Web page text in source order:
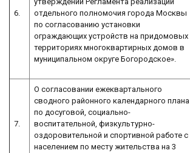
6.
отдельного полномочия города Москвы
по согласованию установки
ограждающих устройств на придомовых
территориях многоквартирных домов в
муниципальном округе Богородское».
7.
О согласовании ежеквартального
сводного районного календарного плана
по досуговой, социально-
воспитательной, физкультурно-
оздоровительной и спортивной работе с
населением по месту жительства на 3